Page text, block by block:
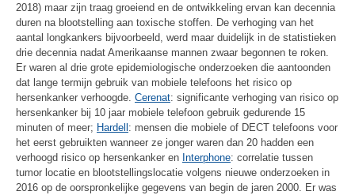
2018) maar zijn traag groeiend en de ontwikkeling ervan kan decennia
duren na blootstelling aan toxische stoffen. De verhoging van het
aantal longkankers bijvoorbeeld, werd maar duidelijk in de statistieken
drie decennia nadat Amerikaanse mannen zwaar begonnen te roken.
Er waren al drie grote epidemiologische onderzoeken die aantoonden
dat lange termijn gebruik van mobiele telefoons het risico op
hersenkanker verhoogde. Cerenat: significante verhoging van risico op
hersenkanker bij 10 jaar mobiele telefoon gebruik gedurende 15
minuten of meer; Hardell : mensen die mobiele of DECT telefoons voor
het eerst gebruikten wanneer ze jonger waren dan 20 hadden een
verhoogd risico op hersenkanker en Interphone: correlatie tussen
tumor locatie en blootstellingslocatie volgens nieuwe onderzoeken in
2016 op de oorspronkelijke gegevens van begin de jaren 2000. Er was